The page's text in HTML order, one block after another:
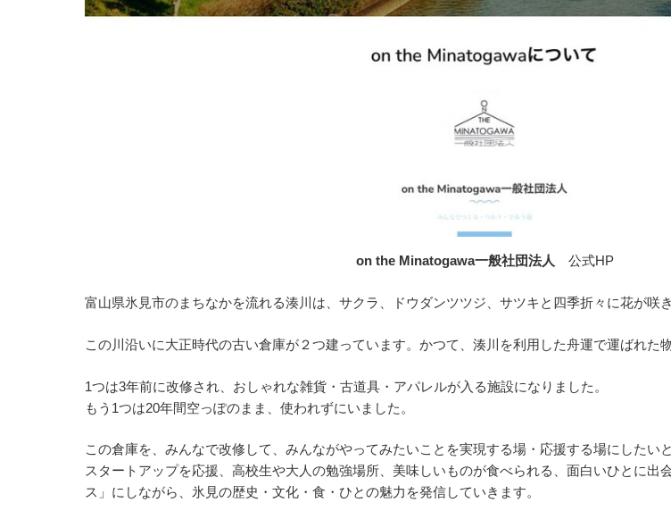
on the Minatogawa一般社団法人 公式HP
富山県氷見市のまちなかを流れる湊川は、サクラ、ドウダンツツジ、サツキと四季折々に花が咲
この川沿いに大正時代の古い倉庫が２つ建っています。かつて、湊川を利用した舟運で運ばれた
1つは3年前に改修され、おしゃれな雑貨・古道具・アパレルが入る施設になりました。
もう1つは20年間空っぽのまま、使われずにいました。
この倉庫を、みんなで改修して、みんながやってみたいことを実現する場・応援する場にしたい
スタートアップを応援、高校生や大人の勉強場所、美味しいものが食べられる、面白いひとに出
ス」にしながら、氷見の歴史・文化・食・ひとの魅力を発信していきます。